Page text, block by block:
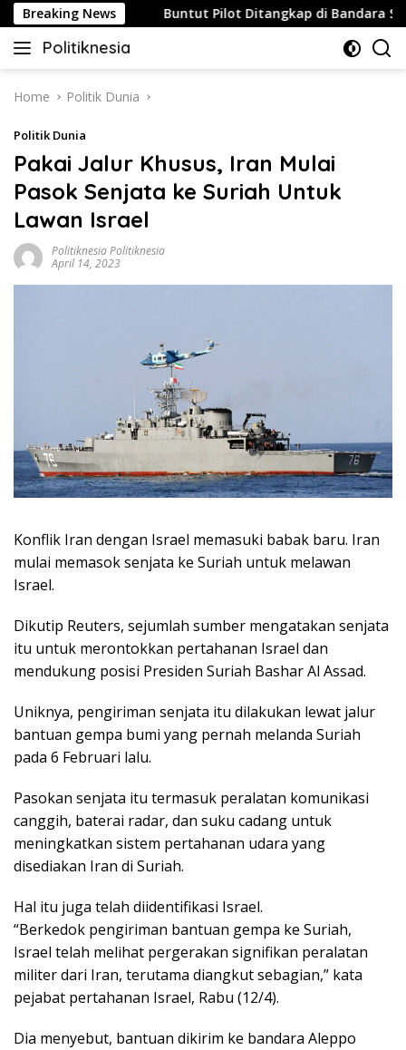
Skip
to
content
Breaking News
Strategis Buntut Pilot Ditangkap di Bandara
Politiknesia
Politiknesia.com
Home Politik Dunia
Politik Dunia
Pakai Jalur Khusus, Iran Mulai
Pasok Senjata ke Suriah Untuk
Lawan Israel
Politiknesia Politiknesia
April 14, 2023
Konflik Iran dengan Israel memasuki babak baru. Iran
mulai memasok senjata ke Suriah untuk melawan
Israel.
Dikutip Reuters, sejumlah sumber mengatakan senjata
itu untuk merontokkan pertahanan Israel dan
mendukung posisi Presiden Suriah Bashar Al Assad.
Uniknya, pengiriman senjata itu dilakukan lewat jalur
bantuan gempa bumi yang pernah melanda Suriah
pada 6 Februari lalu.
Pasokan senjata itu termasuk peralatan komunikasi
canggih, baterai radar, dan suku cadang untuk
meningkatkan sistem pertahanan udara yang
disediakan Iran di Suriah.
Hal itu juga telah diidentifikasi Israel.
“Berkedok pengiriman bantuan gempa ke Suriah,
Israel telah melihat pergerakan signifikan peralatan
militer dari Iran, terutama diangkut sebagian,” kata
pejabat pertahanan Israel, Rabu (12/4).
Dia menyebut, bantuan dikirim ke bandara Aleppo